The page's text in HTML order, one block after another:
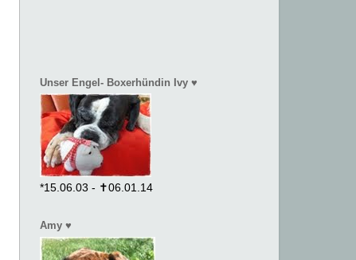
Unser Engel- Boxerhündin Ivy ♥
*15.06.03 - ✝06.01.14
Amy ♥